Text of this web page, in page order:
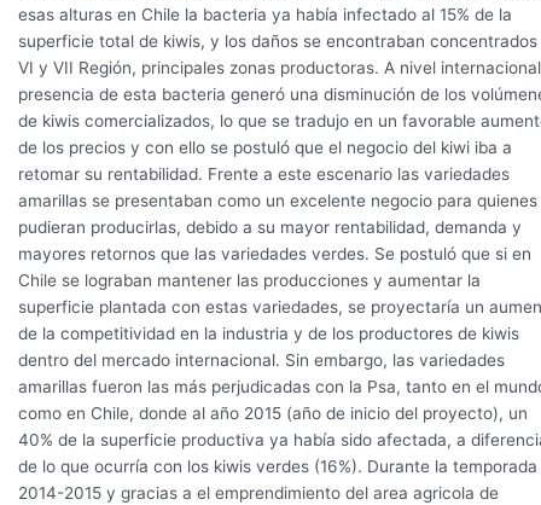
esas alturas en Chile la bacteria ya había infectado al 15% de la
superficie total de kiwis, y los daños se encontraban concentrados
VI y VII Región, principales zonas productoras. A nivel
presencia de esta bacteria generó una disminución de los
de kiwis comercializados, lo que se tradujo en un favorable
de los precios y con ello se postuló que el negocio del kiwi iba a
retomar su rentabilidad. Frente a este escenario las variedades
amarillas se presentaban como un excelente negocio para quienes
pudieran producirlas, debido a su mayor rentabilidad, demanda y
mayores retornos que las variedades verdes. Se postuló que si en
Chile se lograban mantener las producciones y aumentar la
superficie plantada con estas variedades, se proyectaría un
de la competitividad en la industria y de los productores de kiwis
dentro del mercado internacional. Sin embargo, las variedades
amarillas fueron las más perjudicadas con la Psa, tanto en el
como en Chile, donde al año 2015 (año de inicio del proyecto), un
40% de la superficie productiva ya había sido afectada, a
de lo que ocurría con los kiwis verdes (16%). Durante la temporada
2014-2015 y gracias a el emprendimiento del area agricola de